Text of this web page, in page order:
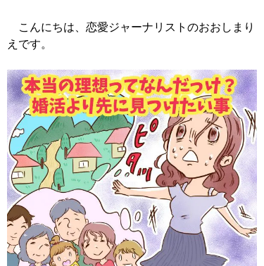
こんにちは、恋愛ジャーナリストのおおしまり
えです。